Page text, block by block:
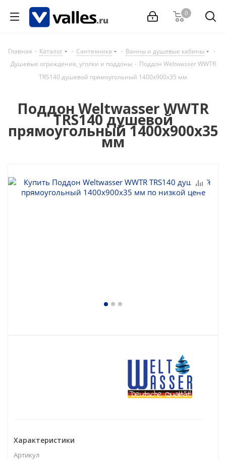
0
Главная - Каталог - Сантехника - Ванны и душевые кабины
-
Душевые ограждения, уголки и поддоны - Поддон Weltwasser WWTR
TRS140 душевой прямоугольный 1400х900х35 мм
Поддон Weltwasser WWTR
TRS140 душевой
прямоугольный 1400х900х35
мм
Характеристики
Артикул